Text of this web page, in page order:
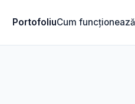
PortofoliuCum funcționează